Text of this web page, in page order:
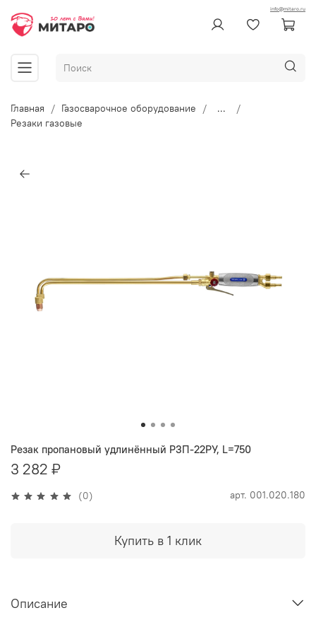
info@mitaro.ru
Главная Газосварочное оборудование
...
Резаки газовые
(0) арт. 001.020.180
Резак пропановый удлинённый Р3П-22РУ, L=750
3 282 ₽
Купить в 1 клик
Описание